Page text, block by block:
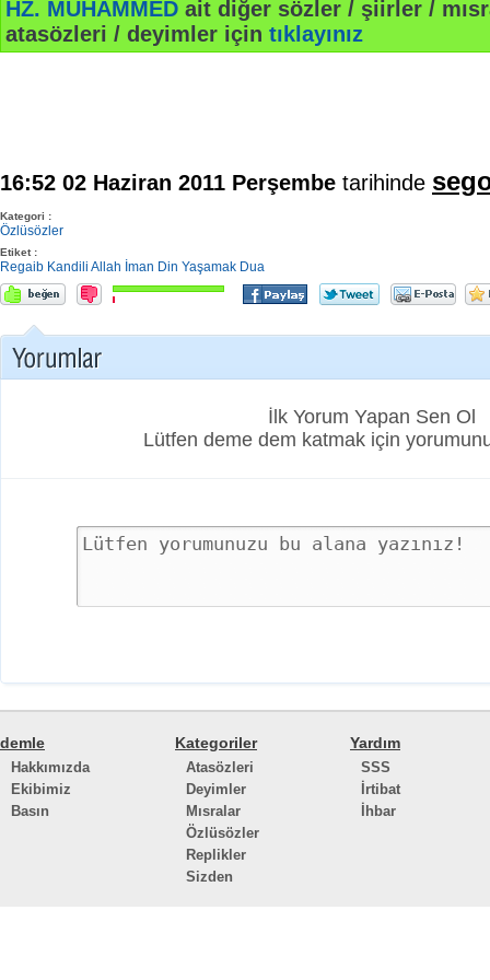
HZ. MUHAMMED ait diğer sözler / şiirler /
atasözleri / deyimler için tıklayınız
16:52 02 Haziran 2011 Perşembe tarihinde
Kategori :
Özlüsözler
Etiket :
Regaib Kandili Allah İman Din Yaşamak Dua
İlk Yorum Yapan Sen Ol
Lütfen deme dem katmak için
demle
Hakkımızda
Ekibimiz
Basın
Kategoriler
Atasözleri
Deyimler
Mısralar
Özlüsözler
Replikler
Sizden
Yardım
SSS
İrtibat
İhbar